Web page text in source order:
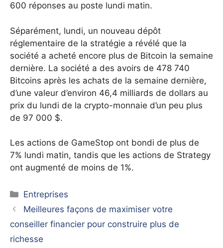
600 réponses au poste lundi matin.
Séparément, lundi, un nouveau dépôt
réglementaire de la stratégie a révélé que la
société a acheté encore plus de Bitcoin la semaine
dernière. La société a des avoirs de 478 740
Bitcoins après les achats de la semaine dernière,
d’une valeur d’environ 46,4 milliards de dollars au
prix du lundi de la crypto-monnaie d’un peu plus
de 97 000 $.
Les actions de GameStop ont bondi de plus de
7% lundi matin, tandis que les actions de Strategy
ont augmenté de moins de 1%.
Catégories
Entreprises
Meilleures façons de maximiser votre
conseiller financier pour construire plus de
richesse